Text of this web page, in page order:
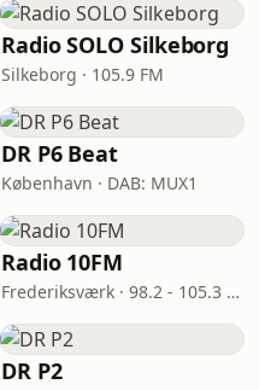
Radio SOLO Silkeborg
Silkeborg · 105.9 FM
DR P6 Beat
København · DAB: MUX1
Radio 10FM
Frederiksværk · 98.2 - 105.3 FM
DR P2